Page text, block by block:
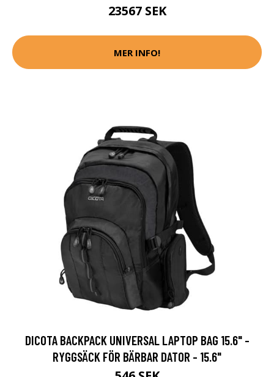
23567 SEK
MER INFO!
DICOTA BACKPACK UNIVERSAL LAPTOP BAG 15.6" -
RYGGSÄCK FÖR BÄRBAR DATOR - 15.6"